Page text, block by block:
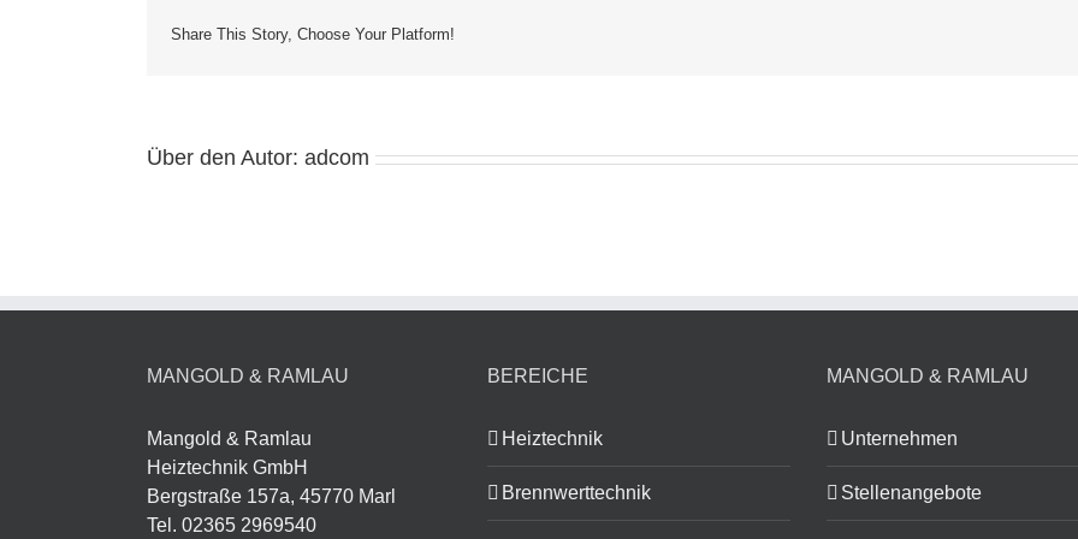
Share This Story, Choose Your Platform!
Über den Autor: adcom
MANGOLD & RAMLAU
Mangold & Ramlau
Heiztechnik GmbH
Bergstraße 157a, 45770 Marl
Tel. 02365 2969540
BEREICHE
Heiztechnik
Brennwerttechnik
MANGOLD & RAMLAU
Unternehmen
Stellenangebote